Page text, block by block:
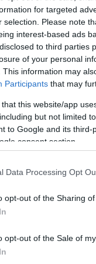
for targeted
selection. Please note
interest-based ads
to third parties
of your personal
This information may
Participants that may
that this website/app
but not limited
to Google and its
consent section.
Data Processing Opt
opt-out of the Sharing
opt-out of the Sale of
filmben játszott és
Hollywood is
oldalán
forgatta Vera Cruz
a vásznon Cooper
szerelembe. Rajongói
orvosi Nobel-díjas
készült a spanyol
az El último cuplé
között nemcsak
is sorakoztak.
harmadik
A férfi 1992-ben halt
hozzáment az
10 évvel később
bosszantotta szépsége.
szépségemet értékelik,